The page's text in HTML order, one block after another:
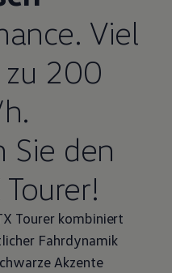
. Viel
zu 200
Sie den
Tourer kombiniert
Fahrdynamik
Akzente